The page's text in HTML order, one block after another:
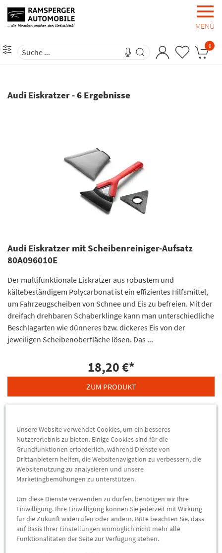
MENÜ
0
Audi Eiskratzer-6 Ergebnisse
Audi Eiskratzer mit Scheibenreiniger-Aufsatz
80A096010E
Der multifunktionale Eiskratzer aus robustem und
kältebeständigem Polycarbonat ist ein effizientes Hilfsmittel,
um Fahrzeugscheiben von Schnee und Eis zu befreien. Mit der
dreifach drehbaren Schaberklinge kann man unterschiedliche
Beschlagarten wie dünneres bzw. dickeres Eis von der
jeweiligen Scheibenoberfläche lösen. Das ...
18,20 €*
ZUM PRODUKT
Audi Eiskratzer Eiskratzer multifunktional
Unsere Website verwendet Cookies, um ein besseres
Nutzererlebnis zu bieten. Einige Cookies sind für die
Grundfunktionen erforderlich, während Dienste von
Drittanbietern helfen, die Websitenavigation zu verbessern, die
Websitenutzung zu analysieren und unsere
Marketingbemühungen zu unterstützen.
Um diese Dienste verwenden zu dürfen, benötigen wir Ihre
Einwilligung. Ihre Einwilligung können Sie jederzeit mit Wirkung
für die Zukunft widerrufen oder ändern. Bitte beachten Sie, dass
auf Basis Ihrer Einstellungen womöglich nicht mehr alle
Funktionalitäten der Seite zur Verfügung stehen.